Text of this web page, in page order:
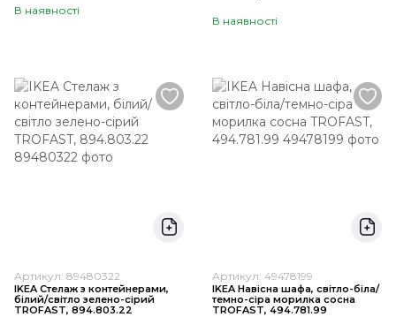
В наявності
В наявності
Артикул: 89480322
IKEA Стелаж з контейнерами,
білий/світло зелено-сірий
TROFAST, 894.803.22
Артикул: 49478199
IKEA Навісна шафа, світло-біла/
темно-сіра морилка сосна
TROFAST, 494.781.99